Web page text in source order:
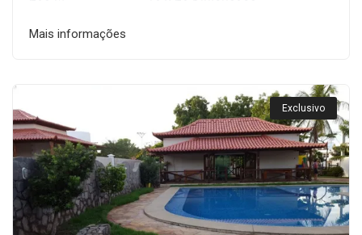
Mais informações
Exclusivo